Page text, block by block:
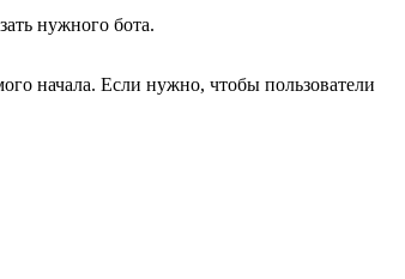
нужного бота.
начала. Если нужно, чтобы пользователи